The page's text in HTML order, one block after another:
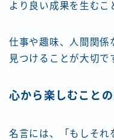
より良い成果を生むこ
仕事や趣味、人間関係
見つけることが大切で
心から楽しむこと
名言には、「もしそれ